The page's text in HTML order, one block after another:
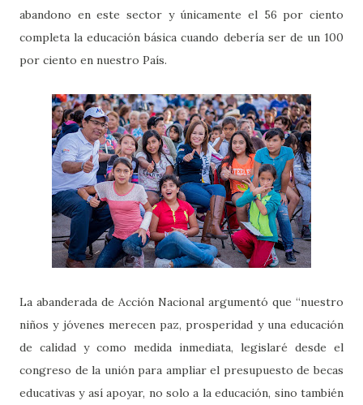
abandono en este sector y únicamente el 56 por ciento
completa la educación básica cuando debería ser de un 100
por ciento en nuestro País.
La abanderada de Acción Nacional argumentó que “nuestro
niños y jóvenes merecen paz, prosperidad y una educación
de calidad y como medida inmediata, legislaré desde el
congreso de la unión para ampliar el presupuesto de becas
educativas y así apoyar, no solo a la educación, sino también